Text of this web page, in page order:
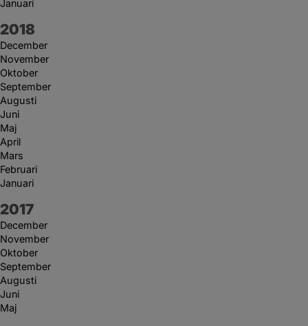
Januari
År:
2018
December
November
Oktober
September
Augusti
Juni
Maj
April
Mars
Februari
Januari
År:
2017
December
November
Oktober
September
Augusti
Juni
Maj